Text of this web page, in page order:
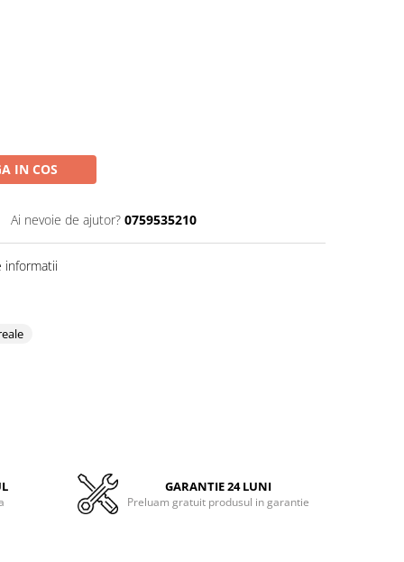
IN COS
Ai nevoie de ajutor? 0759535210
informatii
GARANTIE 24 LUNI
Preluam gratuit produsul in garantie